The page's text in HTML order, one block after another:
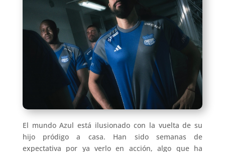
El mundo Azul está ilusionado con la vuelta de su
hijo pródigo a casa. Han sido semanas de
expectativa por ya verlo en acción, algo que ha